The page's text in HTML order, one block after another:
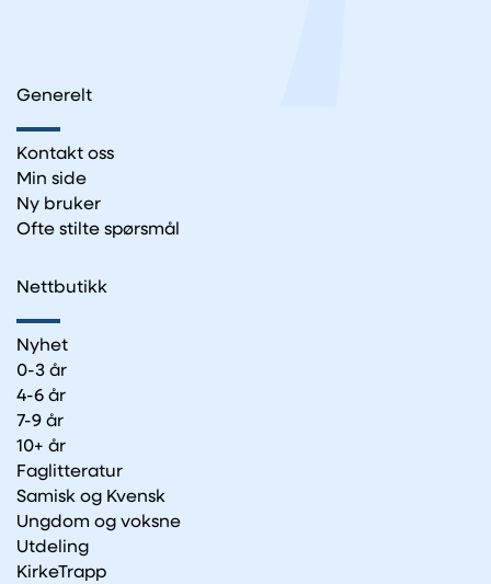
Generelt
Kontakt oss
Min side
Ny bruker
Ofte stilte spørsmål
Nettbutikk
Nyhet
0-3 år
4-6 år
7-9 år
10+ år
Faglitteratur
Samisk og Kvensk
Ungdom og voksne
Utdeling
KirkeTrapp